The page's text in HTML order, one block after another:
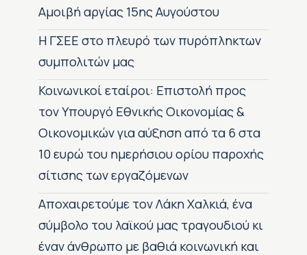
Αμοιβή αργίας 15ης Αυγούστου
H ΓΣΕΕ στο πλευρό των πυρόπληκτων
συμπολιτών μας
Κοινωνικοί εταίροι: Επιστολή προς
τον Υπουργό Εθνικής Οικονομίας &
Οικονομικών για αύξηση από τα 6 στα
10 ευρώ του ημερήσιου ορίου παροχής
σίτισης των εργαζόμενων
Αποχαιρετούμε τον Λάκη Χαλκιά, ένα
σύμβολο του λαϊκού μας τραγουδιού κι
έναν άνθρωπο με βαθιά κοινωνική και